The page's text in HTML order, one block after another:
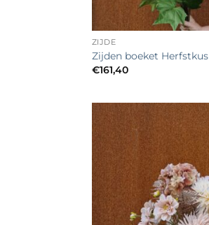
ZIJDE
Zijden boeket Herfstkus
€161,40